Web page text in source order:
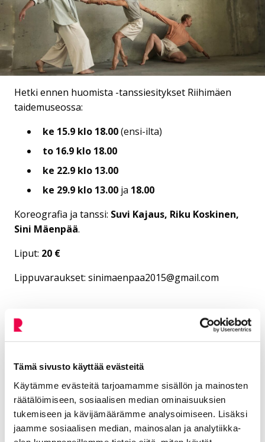
Tämä sivusto käyttää evästeitä
Käytämme evästeitä tarjoamamme sisällön ja mainosten
räätälöimiseen, sosiaalisen median ominaisuuksien
tukemiseen ja kävijämäärämme analysoimiseen. Lisäksi
jaamme sosiaalisen median, mainosalan ja analytiikka-
Hetki ennen huomista -tanssiesitykset Riihimäen
taidemuseossa:
ke 15.9 klo 18.00(ensi-ilta)
to 16.9 klo 18.00
ke 22.9 klo 13.00
ke 29.9 klo 13.00 ja 18.00
Koreografia ja tanssi: Suvi Kajaus, Riku Koskinen,
Sini Mäenpää.
Liput: 20 €
Lippuvaraukset: sinimaenpaa2015@gmail.com
Jaa:
Kategorioiden arkisto:Tiedotteet
Kaikki artikkelit:Ajankohtaista